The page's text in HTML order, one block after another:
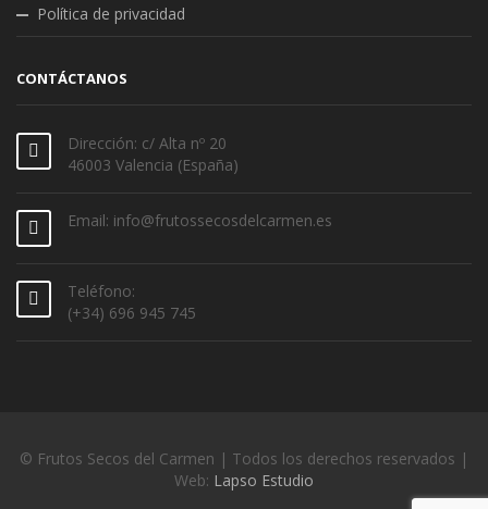
Política de privacidad
CONTÁCTANOS
Dirección: c/ Alta nº 20
46003 Valencia (España)
Email: info@frutossecosdelcarmen.es
Teléfono:
(+34) 696 945 745
© Frutos Secos del Carmen | Todos los derechos reservados |
Web: Lapso Estudio